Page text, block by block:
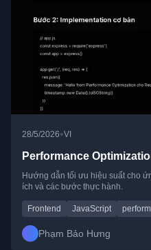
28/5/2026•VI
Performance
Hướng dẫn tối ưu hiệu suất cho
ích và các bước thực hành.
Frontend JavaScript
Phạm Bảo Hưng